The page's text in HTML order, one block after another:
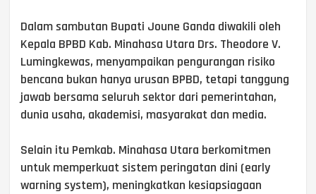
Dalam sambutan Bupati Joune Ganda diwakili oleh
Kepala BPBD Kab. Minahasa Utara Drs. Theodore V.
Lumingkewas, menyampaikan pengurangan risiko
bencana bukan hanya urusan BPBD, tetapi tanggung
jawab bersama seluruh sektor dari pemerintahan,
dunia usaha, akademisi, masyarakat dan media.
Selain itu Pemkab. Minahasa Utara berkomitmen
untuk memperkuat sistem peringatan dini (early
warning system), meningkatkan kesiapsiagaan